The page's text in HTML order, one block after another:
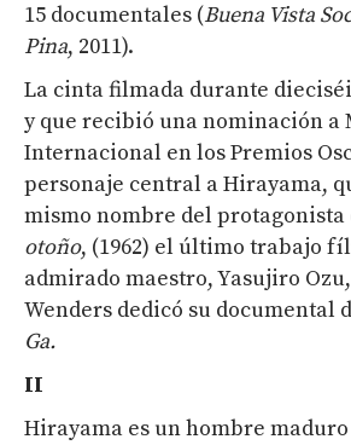
15 documentales (Buena Vista
Pina, 2011).
La cinta filmada durante
y que recibió una nominación a
Internacional en los Premios
personaje central a Hirayama,
mismo nombre del protagonista
otoño, (1962) el último trabajo
admirado maestro, Yasujiro
Wenders dedicó su documental
Ga.
II
Hirayama es un hombre